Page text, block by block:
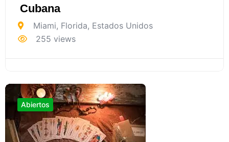
Cubana
Miami, Florida, Estados Unidos
255 views
Abiertos